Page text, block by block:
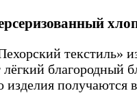
текстиль»
благородный
изделия